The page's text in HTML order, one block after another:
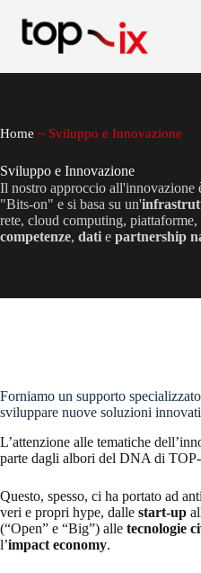
contenuto
Home ~ Sviluppo e Innovazione
Sviluppo e Innovazione
Il nostro approccio
"Bits-on" e si basa su un'
rete, cloud computing,
competenze, dati e partnership
Forniamo un supporto
sviluppare nuove soluzioni
L’attenzione alle tematiche
parte dagli albori del DNA di
Questo, spesso, ci ha portato ad
veri e propri hype, dalle start-up
(“Open” e “Big”) alle tecnologie
l’impact economy.